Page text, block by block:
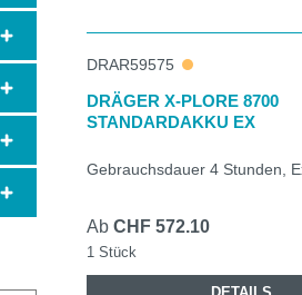
DRAR59575
DRÄGER X-PLORE 8700
STANDARDAKKU EX
Gebrauchsdauer 4 Stunden,
Ab CHF 572.10
1 Stück